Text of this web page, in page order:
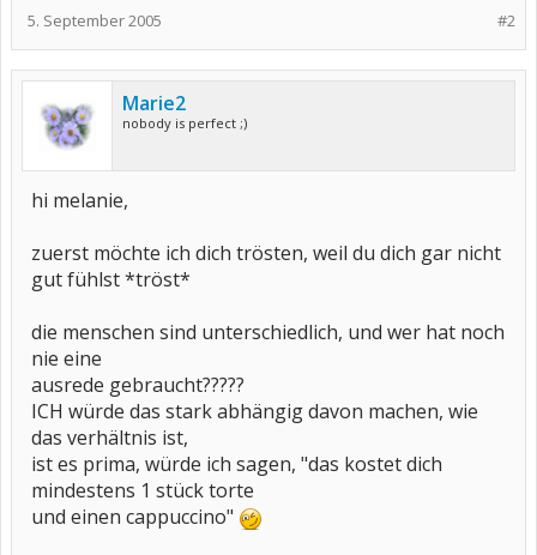
#2
5. September 2005
Marie2
nobody is perfect ;)
hi melanie,
zuerst möchte ich dich trösten, weil du dich gar nicht
gut fühlst *tröst*
die menschen sind unterschiedlich, und wer hat noch
nie eine
ausrede gebraucht?????
ICH würde das stark abhängig davon machen, wie
das verhältnis ist,
ist es prima, würde ich sagen, "das kostet dich
mindestens 1 stück torte
und einen cappuccino"